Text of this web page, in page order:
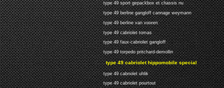
type 49 sport gepackbox et chassis nu
type 49 berline gangloff cannage weymann
type 49 berline van vooren
type 49 cabriolet tomas
type 49 faux-cabriolet gangloff
type 49 torpedo pritchard-demollin
type 49 cabriolet hippomobile special
type 49 cabriolet uhlik
type 49 cabriolet pourtout